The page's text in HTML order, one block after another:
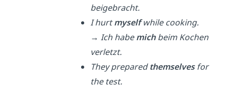
beigebracht.
I hurtmyselfwhile cooking.
→ Ich habemichbeim Kochen
verletzt.
They preparedthemselvesfor
the test.